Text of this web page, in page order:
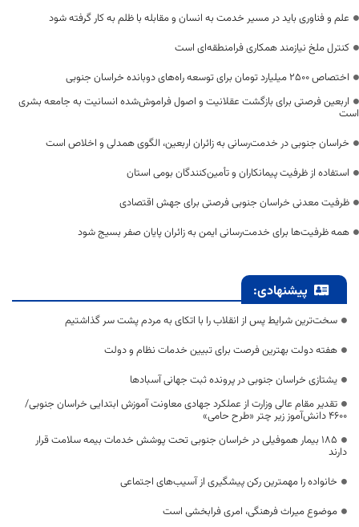
علم و فناوری باید در مسیر خدمت به انسان و مقابله با ظلم به کار گرفته شود
کنترل ملخ نیازمند همکاری فرامنطقه‌ای است
اختصاص 2500 میلیارد تومان برای توسعه راه‌های دوبانده خراسان جنوبی
اربعین فرصتی برای بازگشت عقلانیت و اصول فراموش‌شده انسانیت به جامعه بشری
است
خراسان جنوبی در خدمت‌رسانی به زائران اربعین، الگوی همدلی و اخلاص است
استفاده از ظرفیت پیمانکاران و تأمین‌کنندگان بومی استان
ظرفیت معدنی خراسان جنوبی فرصتی برای جهش اقتصادی
همه ظرفیت‌ها برای خدمت‌رسانی ایمن به زائران پایان صفر بسیج شود
پیشنهادی:
سخت‌ترین شرایط پس از انقلاب را با اتکای به مردم پشت سر گذاشتیم
هفته دولت بهترین فرصت برای تبیین خدمات نظام و دولت
یشتازی خراسان جنوبی در پرونده ثبت جهانی آسبادها
تقدیر مقام عالی وزارت از عملکرد جهادی معاونت آموزش ابتدایی خراسان جنوبی/
۴۶۰۰ دانش‌آموز زیر چتر «طرح حامی»
۱۸۵ بیمار هموفیلی در خراسان جنوبی تحت پوشش خدمات بیمه سلامت قرار
دارند
خانواده را مهمترین رکن پیشگیری از آسیب‌های اجتماعی
موضوع میراث فرهنگی، امری فرابخشی است